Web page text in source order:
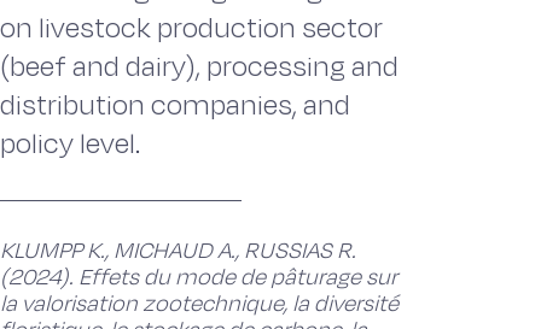
on livestock production sector
(beef and dairy), processing and
distribution companies, and
policy level.
KLUMPP K., MICHAUD A., RUSSIAS R.
(2024). Effets du mode de pâturage sur
la valorisation zootechnique, la diversité